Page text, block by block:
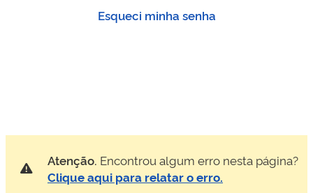
Esqueci minha senha
Atenção. Encontrou algum erro nesta página?
Clique aqui para relatar o erro.